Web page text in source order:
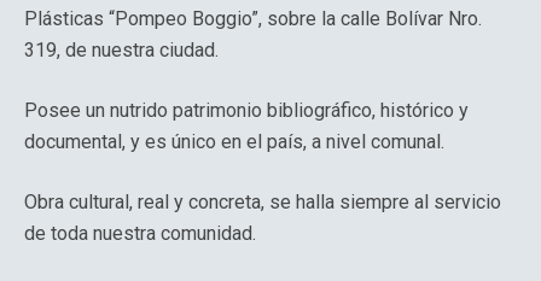
Plásticas “Pompeo Boggio”, sobre la calle Bolívar Nro.
319, de nuestra ciudad.
Posee un nutrido patrimonio bibliográfico, histórico y
documental, y es único en el país, a nivel comunal.
Obra cultural, real y concreta, se halla siempre al servicio
de toda nuestra comunidad.